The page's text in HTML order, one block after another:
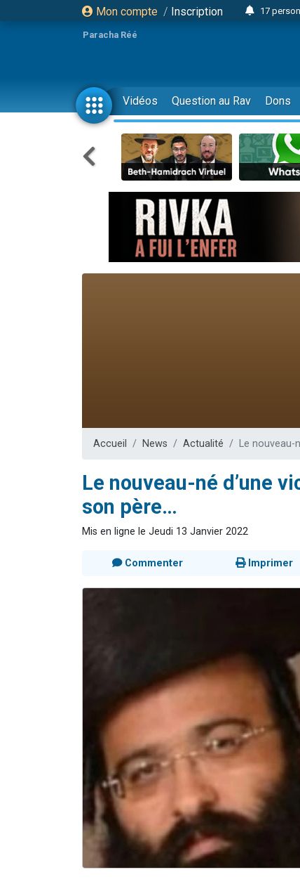
Mon compte / Inscription
17
Il
23
Eva
4
3
3
Odaya
13
2
30
12
2
3
Paracha Réé
Vidéos Question au Rav Dons
Accueil News Actualité Le nouveau-
Le nouveau-né d’une
son père…
Mis en ligne le Jeudi 13 Janvier 2022
Commenter Imprimer